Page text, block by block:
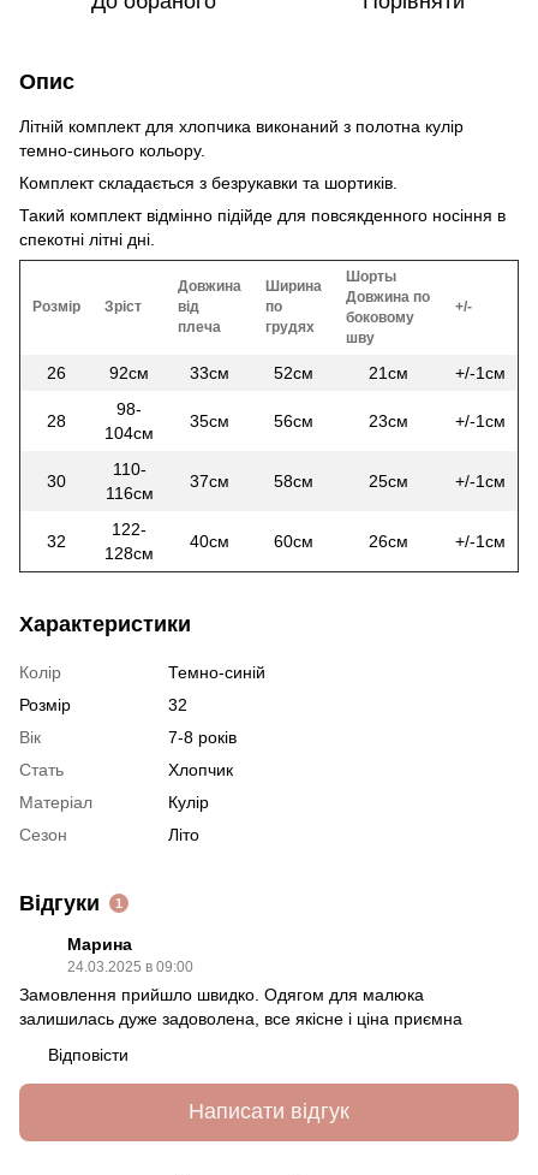
Опис
Літній комплект для хлопчика виконаний з полотна кулір
темно-синього кольору.
Комплект складається з безрукавки та шортиків.
Такий комплект відмінно підійде для повсякденного носіння в
спекотні літні дні.
Розмір Зріст
Довжина
від
плеча
Ширина
по
грудях
Шорты
Довжина по
боковому
шву
+/-
26 92см 33см 52см 21см +/-1см
28
98-
104см
35см 56см 23см +/-1см
30
110-
116см
37см 58см 25см +/-1см
32
122-
128см
40см 60см 26см +/-1см
Характеристики
Колір
Темно-синій
Розмір
32
Вік
7-8 років
Стать
Хлопчик
Матеріал
Кулір
Сезон
Літо
Відгуки 1
Марина
24.03.2025 в 09:00
Замовлення прийшло швидко. Одягом для малюка
залишилась дуже задоволена, все якісне і ціна приємна
Відповісти
Написати відгук